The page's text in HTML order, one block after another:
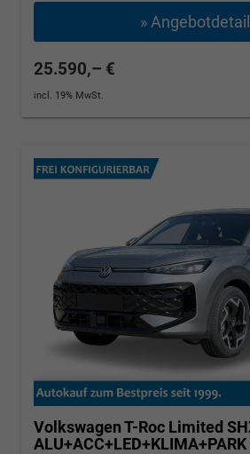
»
25.590,– €
incl. 19% MwSt.
Volkswagen T-Roc Limited